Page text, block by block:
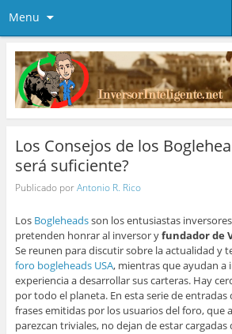
Menu
Los Consejos de los
será suficiente?
Publicado porAntonio R. Rico
Los Bogleheadsson los entusiastas
pretenden honrar al inversor yfundador de
Se reunen para discutir sobre la actualidad y
foro bogleheads USA, mientras que ayudan a
experiencia a desarrollar sus carteras. Hay
por todo el planeta. En esta serie de
frases emitidas por los usuarios del foro, que
parezcan triviales, no dejan de estar